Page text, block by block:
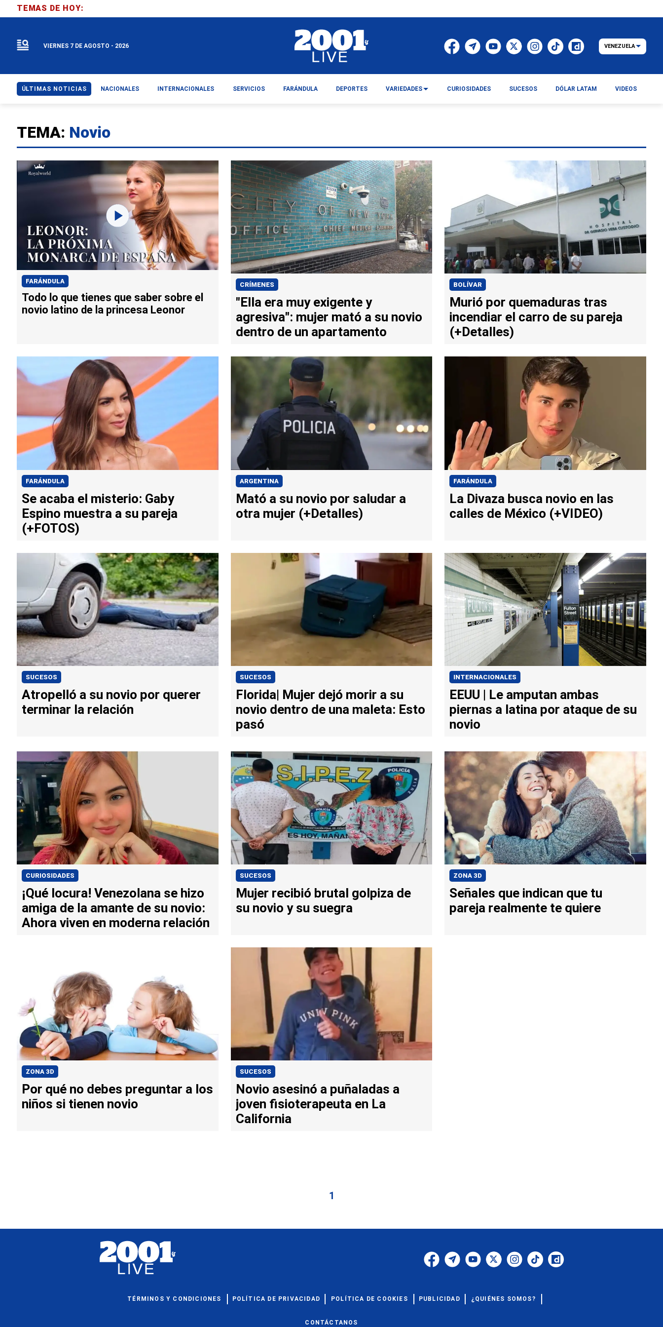
TEMA: Novio
FARÁNDULA
Todo lo que tienes que saber sobre el
novio latino de la princesa Leonor
CRÍMENES
"Ella era muy exigente y
agresiva": mujer mató a su novio
dentro de un apartamento
BOLÍVAR
Murió por quemaduras tras
incendiar el carro de su pareja
(+Detalles)
FARÁNDULA
Se acaba el misterio: Gaby
Espino muestra a su pareja
(+FOTOS)
ARGENTINA
Mató a su novio por saludar a
otra mujer (+Detalles)
FARÁNDULA
La Divaza busca novio en las
calles de México (+VIDEO)
SUCESOS
Atropelló a su novio por querer
terminar la relación
SUCESOS
Florida| Mujer dejó morir a su
novio dentro de una maleta: Esto
pasó
INTERNACIONALES
EEUU | Le amputan ambas
piernas a latina por ataque de su
novio
CURIOSIDADES
¡Qué locura! Venezolana se hizo
amiga de la amante de su novio:
Ahora viven en moderna relación
SUCESOS
Mujer recibió brutal golpiza de
su novio y su suegra
ZONA 3D
Señales que indican que tu
pareja realmente te quiere
ZONA 3D
Por qué no debes preguntar a los
niños si tienen novio
SUCESOS
Novio asesinó a puñaladas a
joven fisioterapeuta en La
California
1
TÉRMINOS Y CONDICIONES POLÍTICA DE PRIVACIDAD POLÍTICA DE COOKIES PUBLICIDAD ¿QUIÉNES SOMOS?
CONTÁCTANOS
TEMAS DE HOY:
VIERNES 7 DE AGOSTO - 2026 VENEZUELA
ÚLTIMAS NOTICIAS NACIONALES INTERNACIONALES SERVICIOS FARÁNDULA DEPORTES VARIEDADES CURIOSIDADES SUCESOS DÓLAR LATAM VIDEOS